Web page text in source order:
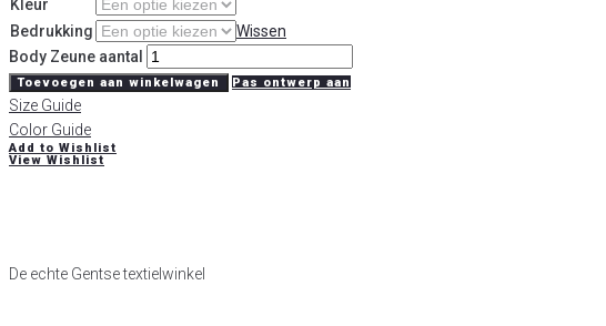
Kleur
Bedrukking
Wissen
Body Zeune aantal
Toevoegen aan winkelwagen Pas ontwerp aan
Size Guide
Color Guide
Add to Wishlist
View Wishlist
De echte Gentse textielwinkel